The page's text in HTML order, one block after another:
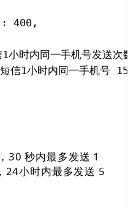
400,
时内同一手机号发送次
信1小时内同一手机号
30 秒内最多发送 1
24小时内最多发送 5